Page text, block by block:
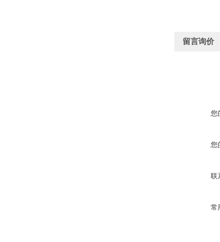
留言询价
您
您
联
常